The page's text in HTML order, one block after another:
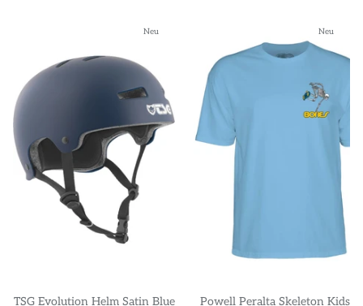
Neu
TSG Evolution Helm Satin Blue
Neu
Powell Peralta Skeleton Kids